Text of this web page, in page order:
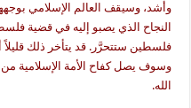
وأشد، وسيقف العالم الإسلامي
النجاح الذي يصبو إليه في قضية
فلسطين ستتحرَّر. قد يتأخر ذلك قليلاً
وسوف يصل كفاح الأمة الإسلامية
الله.